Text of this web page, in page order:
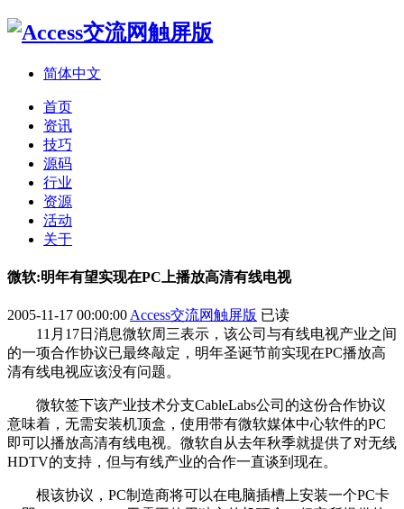
简体中文
首页
资讯
技巧
源码
行业
资源
活动
关于
微软:明年有望实现在PC上播放高清有线电视
2005-11-17 00:00:00 Access交流网触屏版 已读
11月17日消息微软周三表示，该公司与有线电视产业之间
的一项合作协议已最终敲定，明年圣诞节前实现在PC播放高
清有线电视应该没有问题。
微软签下该产业技术分支CableLabs公司的这份合作协议
意味着，无需安装机顶盒，使用带有微软媒体中心软件的PC
即可以播放高清有线电视。微软自从去年秋季就提供了对无线
HDTV的支持，但与有线产业的合作一直谈到现在。
根该协议，PC制造商将可以在电脑插槽上安装一个PC卡